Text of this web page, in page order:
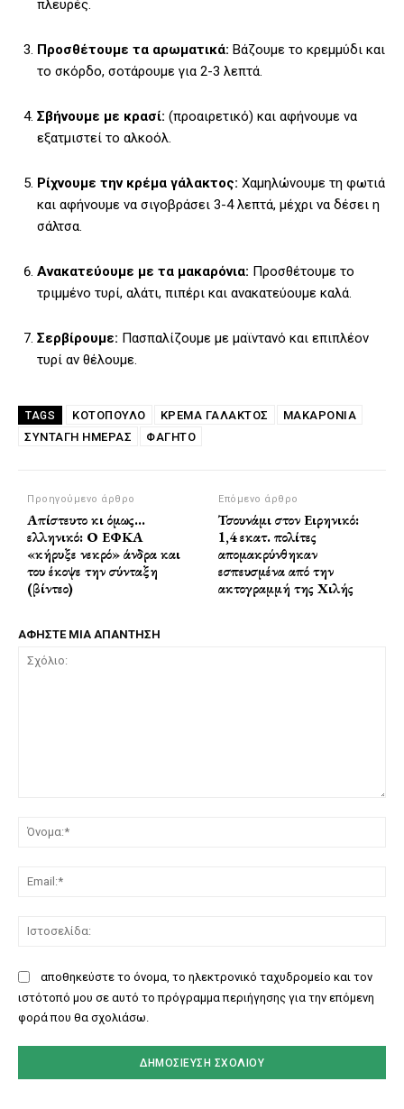
πλευρές.
Προσθέτουμε τα αρωματικά: Βάζουμε το κρεμμύδι και
το σκόρδο, σοτάρουμε για 2-3 λεπτά.
Σβήνουμε με κρασί: (προαιρετικό) και αφήνουμε να
εξατμιστεί το αλκοόλ.
Ρίχνουμε την κρέμα γάλακτος: Χαμηλώνουμε τη φωτιά
και αφήνουμε να σιγοβράσει 3-4 λεπτά, μέχρι να δέσει η
σάλτσα.
Ανακατεύουμε με τα μακαρόνια: Προσθέτουμε το
τριμμένο τυρί, αλάτι, πιπέρι και ανακατεύουμε καλά.
Σερβίρουμε: Πασπαλίζουμε με μαϊντανό και επιπλέον
τυρί αν θέλουμε.
TAGS ΚΟΤΟΠΟΥΛΟ ΚΡΈΜΑ ΓΆΛΑΚΤΟΣ
ΜΑΚΑΡΌΝΙΑ
ΣΥΝΤΑΓΗ ΗΜΕΡΑΣ
ΦΑΓΗΤΌ
Προηγούμενο άρθρο
Απίστευτο κι όμως…
ελληνικό: Ο ΕΦΚΑ
«κήρυξε νεκρό» άνδρα και
του έκοψε την σύνταξη
(βίντεο)
Επόμενο άρθρο
Τσουνάμι στον Ειρηνικό:
1,4 εκατ. πολίτες
απομακρύνθηκαν
εσπευσμένα από την
ακτογραμμή της Χιλής
ΑΦΗΣΤΕ ΜΙΑ ΑΠΑΝΤΗΣΗ
αποθηκεύστε το όνομα, το ηλεκτρονικό ταχυδρομείο και τον
ιστότοπό μου σε αυτό το πρόγραμμα περιήγησης για την επόμενη
φορά που θα σχολιάσω.